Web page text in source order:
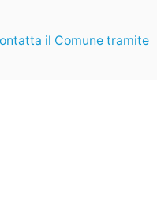
il Comune tramite